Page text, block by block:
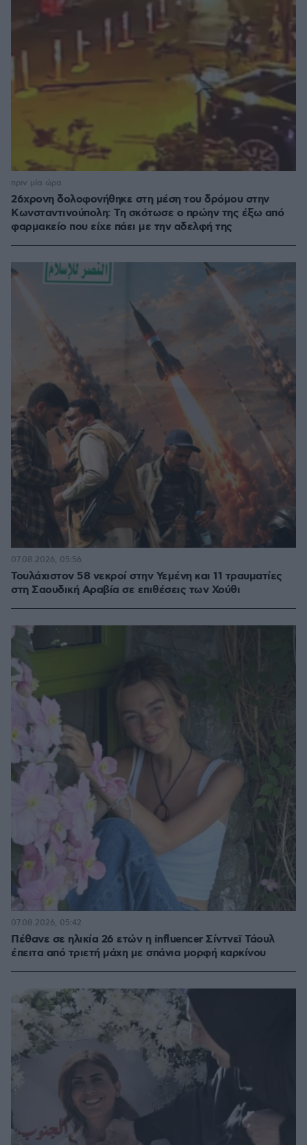
26χρονη δολοφονήθηκε στη μέση του δρόμου στην
Κωνσταντινούπολη: Τη σκότωσε ο πρώην της έξω από
φαρμακείο που είχε πάει με την αδελφή της
πριν μία ώρα
Τουλάχιστον 58 νεκροί στην Υεμένη και 11 τραυματίες
στη Σαουδική Αραβία σε επιθέσεις των Χούθι
07.08.2026, 05:56
Πέθανε σε ηλικία 26 ετών η influencer Σίντνεϊ Τάουλ
έπειτα από τριετή μάχη με σπάνια μορφή καρκίνου
07.08.2026, 05:42